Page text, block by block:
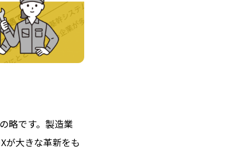
略です。製造業
が大きな革新をも